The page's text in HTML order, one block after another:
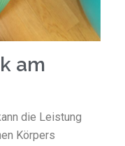
am
die Leistung
Körpers